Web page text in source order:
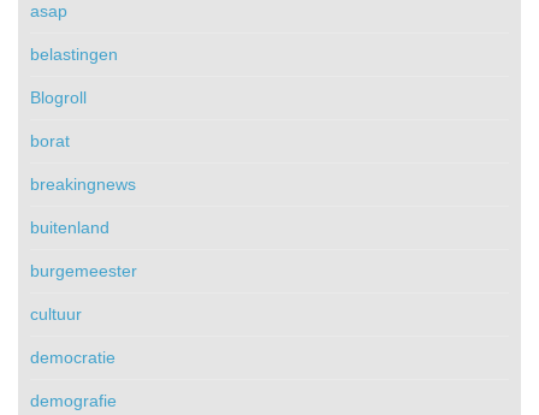
asap
belastingen
Blogroll
borat
breakingnews
buitenland
burgemeester
cultuur
democratie
demografie